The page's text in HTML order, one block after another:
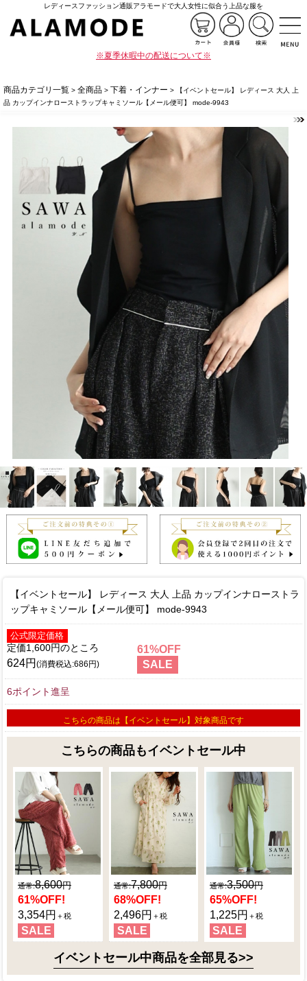
レディースファッション通販アラモードで大人女性に似合う上品な服を
※夏季休暇中の配送について※
商品カテゴリ一覧 > 全商品 > 下着・インナー > 【イベントセール】 レディース 大人 上
品 カップインナローストラップキャミソール【メール便可】 mode-9943
【イベントセール】 レディース 大人 上品 カップインナローストラ
ップキャミソール【メール便可】 mode-9943
公式限定価格
定価1,600円
624円 (消費税込:686円)
61
SALE
6ポイント進呈
こちらの商品は【イベントセール】対象商品です
こちらの商品もイベントセール中
8,600
61%OFF!
3,354円
SALE
7,800
68%OFF!
2,496円
SALE
3,500
65%OFF!
1,225円
SALE
イベントセール中商品を全部見る>>